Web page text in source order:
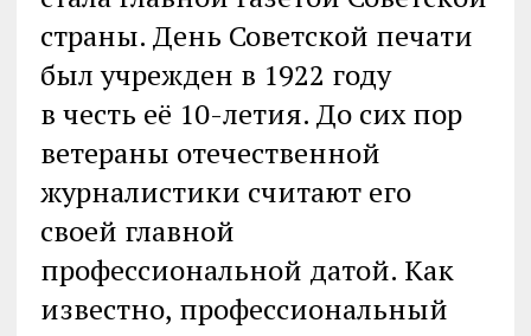
страны. День Советской печати
был учрежден в 1922 году
в честь её 10-летия. До сих пор
ветераны отечественной
журналистики считают его
своей главной
профессиональной датой. Как
известно, профессиональный